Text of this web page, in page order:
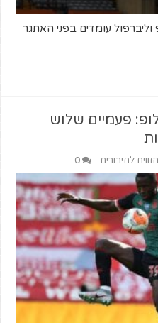
עומדים בפני האתגר
פעמיים שלוש
הזווית לחיבורים 0